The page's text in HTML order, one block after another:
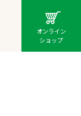
オンライン
ショップ